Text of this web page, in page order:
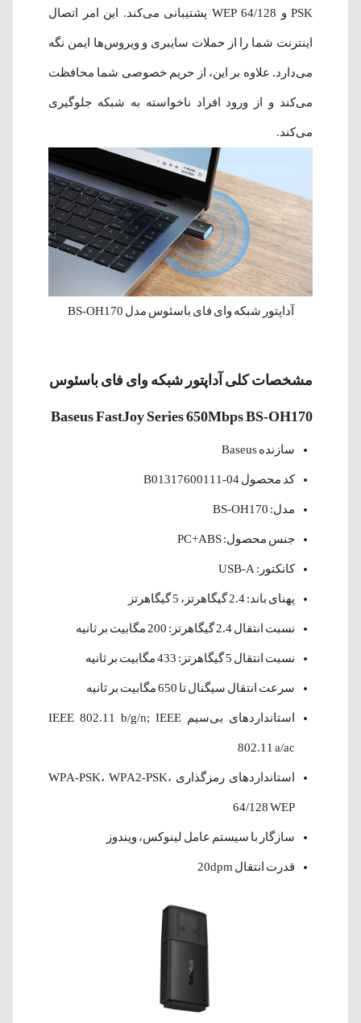
PSK و 64/128 WEP پشتیبانی می‌کند. این امر اتصال
اینترنت شما را از حملات سایبری و ویروس‌ها ایمن نگه
می‌دارد. علاوه بر این، از حریم خصوصی شما محافظت
می‌کند و از ورود افراد ناخواسته به شبکه جلوگیری
می‌کند.
آداپتور شبکه وای فای باسئوس مدل BS-OH170
مشخصات کلی آداپتور شبکه وای فای باسئوس
Baseus FastJoy Series 650Mbps BS-OH170
سازنده Baseus
کد محصول B01317600111-04
مدل: BS-OH170
جنس محصول: PC+ABS
کانکتور: USB-A
پهنای باند: 2.4 گیگاهرتز، 5 گیگاهرتز
نسبت انتقال 2.4 گیگاهرتز: 200 مگابیت بر ثانیه
نسبت انتقال 5 گیگاهرتز: 433 مگابیت بر ثانیه
سرعت انتقال سیگنال تا 650 مگابیت بر ثانیه
استانداردهای بی‌سیم IEEE 802.11 b/g/n; IEEE
802.11 a/ac
استانداردهای رمزگذاری WPA-PSK، WPA2-PSK،
64/128 WEP
سازگار با سیستم عامل لینوکس، ویندوز
قدرت انتقال 20dpm